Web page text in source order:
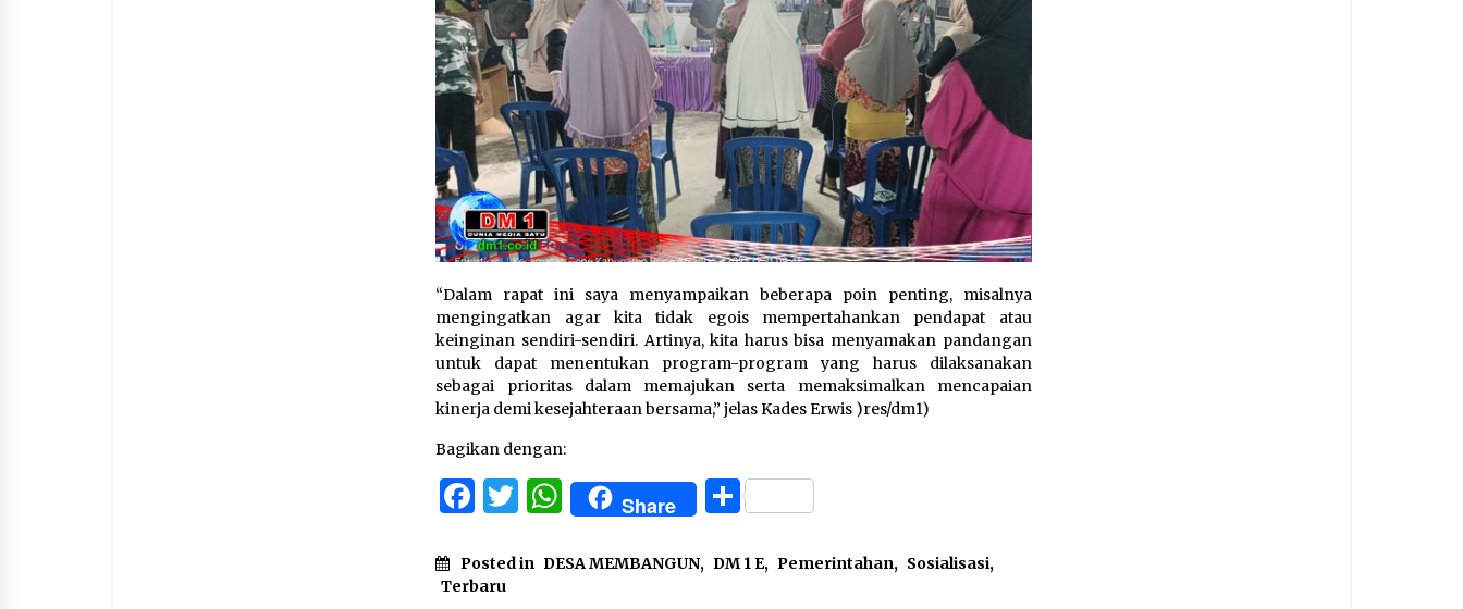
“Dalam rapat ini saya menyampaikan beberapa poin penting, misalnya
mengingatkan agar kita tidak egois mempertahankan pendapat atau
keinginan sendiri-sendiri. Artinya, kita harus bisa menyamakan pandangan
untuk dapat menentukan program-program yang harus dilaksanakan
sebagai prioritas dalam memajukan serta memaksimalkan mencapaian
kinerja demi kesejahteraan bersama,” jelas Kades Erwis )res/dm1)
Bagikan dengan:
Facebook
Twitter
WhatsApp
Share Share
Posted in DESA MEMBANGUN, DM 1 E, Pemerintahan, Sosialisasi,
Terbaru